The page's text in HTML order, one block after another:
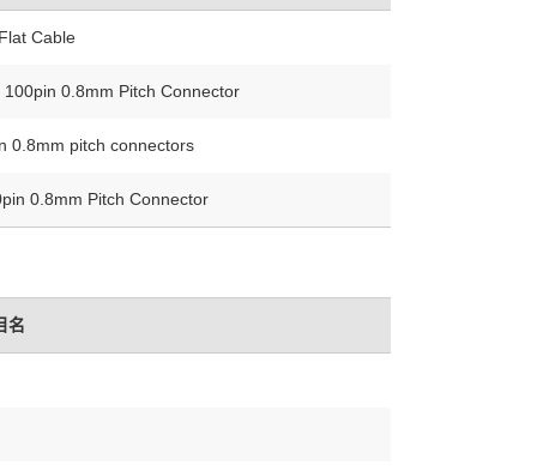
Cable
0.8mm Pitch Connector
0.8mm pitch connectors
0.8mm Pitch Connector
名